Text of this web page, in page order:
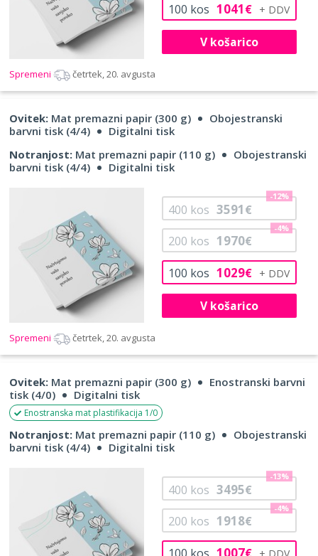
100 kos 1041€
V košarico
Spremeni četrtek, 20. avgusta
Ovitek: Mat premazni papir (300 g)
Obojestranski
barvni tisk (4/4)
Digitalni tisk
Notranjost: Mat premazni papir (110 g)
Obojestranski
barvni tisk (4/4)
Digitalni tisk
100 kos 1029€
200 kos 1970€
-4%
400 kos 3591€
-12%
V košarico
Spremeni četrtek, 20. avgusta
Ovitek: Mat premazni papir (300 g)
Enostranski barvni
tisk (4/0)
Digitalni tisk
Enostranska mat plastifikacija 1/0
Notranjost: Mat premazni papir (110 g)
Obojestranski
barvni tisk (4/4)
Digitalni tisk
200 kos 1918€
-4%
400 kos 3495€
-13%